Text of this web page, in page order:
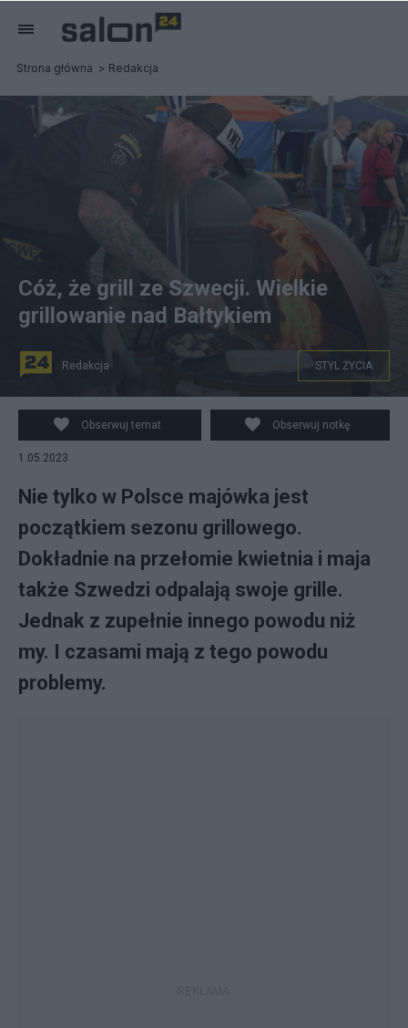
Strona główna Redakcja
Na przełomie kwietnia i maja także Szwedzi odpalają
swoje grille. Fot. PAP/EPA/Ingo Wagner
Cóż, że grill ze Szwecji. Wielkie
grillowanie nad Bałtykiem
Redakcja STYL ŻYCIA
Obserwuj temat Obserwuj notkę
1.05.2023
Nie tylko w Polsce majówka jest
początkiem sezonu grillowego.
Dokładnie na przełomie kwietnia i maja
także Szwedzi odpalają swoje grille.
Jednak z zupełnie innego powodu niż
my. I czasami mają z tego powodu
problemy.